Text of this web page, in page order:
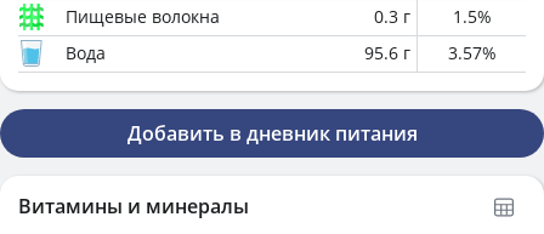
Пищевые волокна
0.3 г 1.5%
Вода
95.6 г 3.57%
Добавить в дневник питания
Витамины и минералы